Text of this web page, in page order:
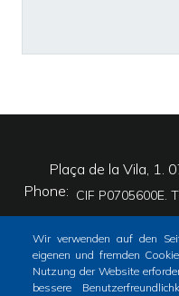
Plaça de la Vila, 1.
Phone
CIF P0705600E.
Wir verwenden auf den
eigenen und fremden
Nutzung der Website
bessere